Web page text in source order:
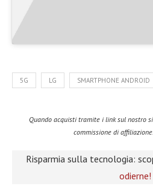
5G LG SMARTPHONE ANDROID
Quando acquisti tramite i link sul nostro
commissione di affiliazione.
Risparmia sulla tecnologia:
odierne!